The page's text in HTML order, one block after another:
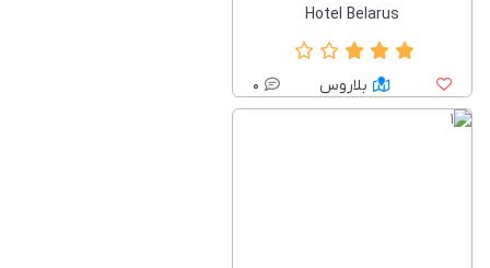
Hotel Belarus
بلاروس 0